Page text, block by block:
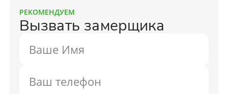
РЕКОМЕНДУЕМ
Вызвать замерщика